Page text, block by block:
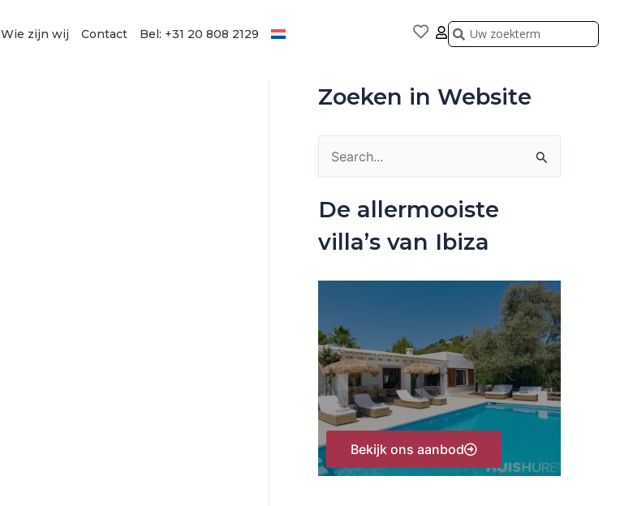
Wie zijn wij Contact Bel: +31 20 808 2129 Zoeken
Zoeken
Zoeken in Website
e
k
r
:
De allermooiste
villa’s van Ibiza
Bekijk ons aanbod